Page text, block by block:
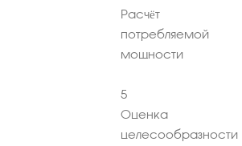
Расчёт
потребляемой
мощности
5
Оценка
целесообразности